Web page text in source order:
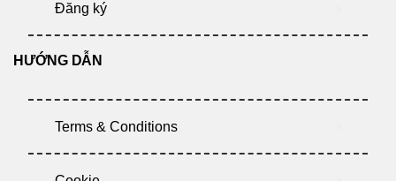
Đăng ký
HƯỚNG DẪN
Terms & Conditions